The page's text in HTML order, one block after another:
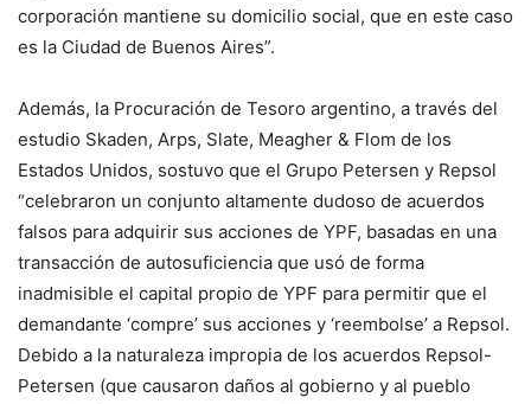
corporación mantiene su domicilio social, que en este caso
es la Ciudad de Buenos Aires”.
Además, la Procuración de Tesoro argentino, a través del
estudio Skaden, Arps, Slate, Meagher & Flom de los
Estados Unidos, sostuvo que el Grupo Petersen y Repsol
“celebraron un conjunto altamente dudoso de acuerdos
falsos para adquirir sus acciones de YPF, basadas en una
transacción de autosuficiencia que usó de forma
inadmisible el capital propio de YPF para permitir que el
demandante ‘compre’ sus acciones y ‘reembolse’ a Repsol.
Debido a la naturaleza impropia de los acuerdos Repsol-
Petersen (que causaron daños al gobierno y al pueblo